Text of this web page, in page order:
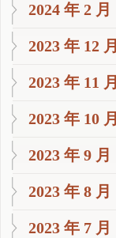
2024 年 2 月
2023 年 12 月
2023 年 11 月
2023 年 10 月
2023 年 9 月
2023 年 8 月
2023 年 7 月